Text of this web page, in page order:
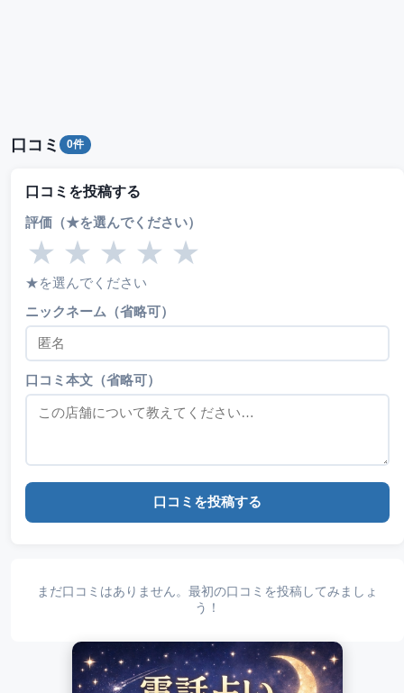
口コミ 0件
口コミを投稿する
評価（★を選んでください）
★ ★ ★ ★ ★
★を選んでください
ニックネーム（省略可）
口コミ本文（省略可）
口コミを投稿する
まだ口コミはありません。最初の口コミを投稿してみましょ
う！